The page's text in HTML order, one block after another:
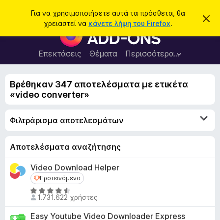
Για να χρησιμοποιήσετε αυτά τα πρόσθετα, θα
χρειαστεί να κάνετε λήψη του Firefox.
Α
ψ
ω
Π
ρ
ό
σ
ε
π
ο
ρ
α
Επεκτάσεις Θέματα Περισσότερα…
α
Βρέθηκαν 347 αποτελέσματα με ετικέτα
«video converter»
Φιλτράρισμα αποτελεσμάτων
Αποτελέσματα αναζήτησης
Video Download Helper
Προτεινόμενο
Προτεινόμενο
Β
α
θ
1.731.622 χρήστες
Easy Youtube Video Downloader Express